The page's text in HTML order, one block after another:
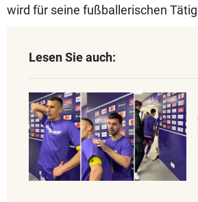
wird für seine fußballerischen
Lesen Sie auch: